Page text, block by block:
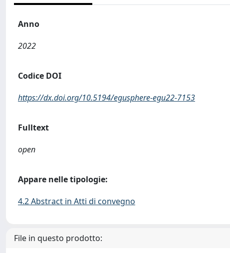
Anno
2022
Codice DOI
https://dx.doi.org/10.5194/egusphere-egu22-7153
Fulltext
open
Appare nelle tipologie:
4.2 Abstract in Atti di convegno
File in questo prodotto: